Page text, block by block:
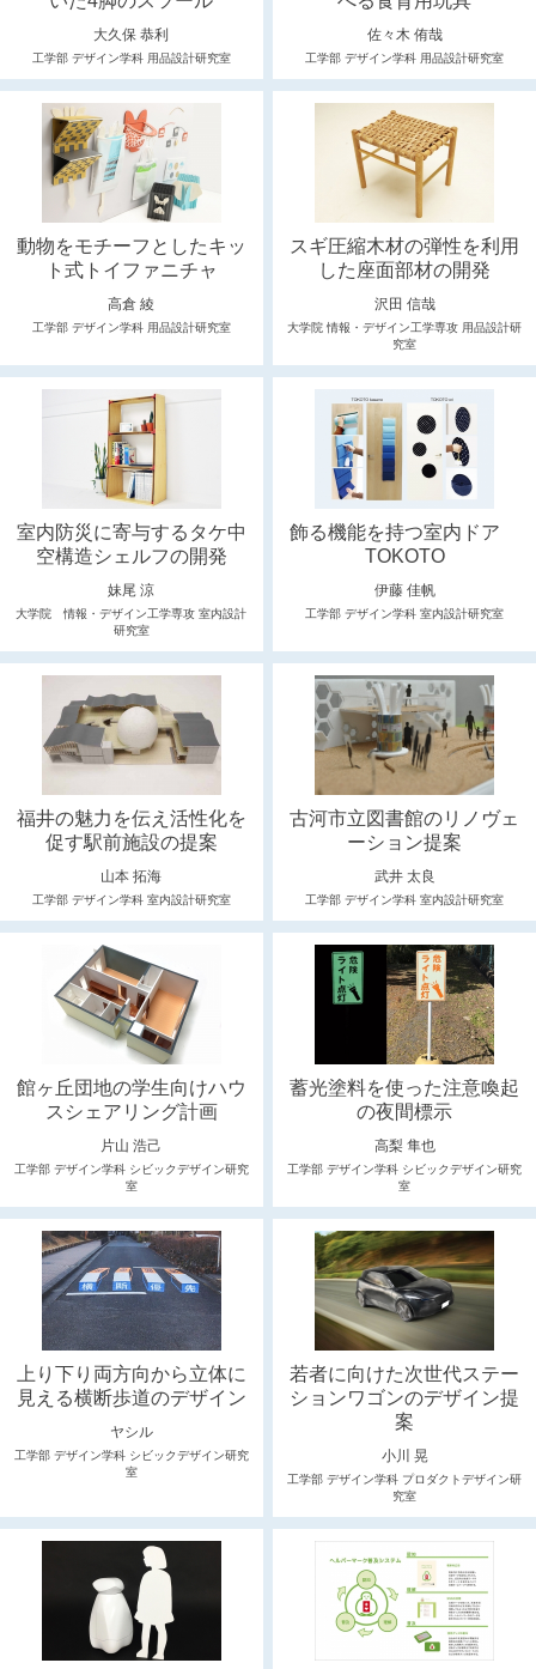
大久保 恭利
工学部 デザイン学科 用品設計研究室
佐々木 侑哉
工学部 デザイン学科 用品設計研究室
動物をモチーフとしたキッ
ト式トイファニチャ
高倉 綾
工学部 デザイン学科 用品設計研究室
スギ圧縮木材の弾性を利用
した座面部材の開発
沢田 信哉
大学院 情報・デザイン工学専攻 用品設計研
究室
室内防災に寄与するタケ中
空構造シェルフの開発
妹尾 涼
大学院 情報・デザイン工学専攻 室内設計
研究室
飾る機能を持つ室内ドア
TOKOTO
伊藤 佳帆
工学部 デザイン学科 室内設計研究室
福井の魅力を伝え活性化を
促す駅前施設の提案
山本 拓海
工学部 デザイン学科 室内設計研究室
古河市立図書館のリノヴェ
ーション提案
武井 太良
工学部 デザイン学科 室内設計研究室
館ヶ丘団地の学生向けハウ
スシェアリング計画
片山 浩己
工学部 デザイン学科 シビックデザイン研究
室
蓄光塗料を使った注意喚起
の夜間標示
高梨 隼也
工学部 デザイン学科 シビックデザイン研究
室
上り下り両方向から立体に
見える横断歩道のデザイン
ヤシル
工学部 デザイン学科 シビックデザイン研究
室
若者に向けた次世代ステー
ションワゴンのデザイン提
案
小川 晃
工学部 デザイン学科 プロダクトデザイン研
究室